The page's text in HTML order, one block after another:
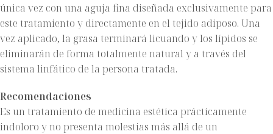
única vez con una aguja fina diseñada exclusivamente para
este tratamiento y directamente en el tejido adiposo. Una
vez aplicado, la grasa terminará licuando y los lípidos se
eliminarán de forma totalmente natural y a través del
sistema linfático de la persona tratada.
Recomendaciones
Es un tratamiento de medicina estética prácticamente
indoloro y no presenta molestias más allá de un